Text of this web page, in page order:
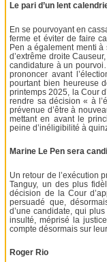
Le pari d’un lent
En se pourvoyant en
ferme et éviter de faire
Pen a également menti
d’extrême droite
candidature à un
prononcer avant
pourtant bien heureuse
printemps 2025, la Cour
rendre sa décision « à
prévenue d’être à
mettant en avant le
peine d’inéligibilité à
Marine Le Pen sera
Un retour de l’exécution
Tanguy, un des plus
décision de la Cour
persuadé que,
d’une candidate, qui
insulté, méprisé la
compte désormais sur
Roger Rio